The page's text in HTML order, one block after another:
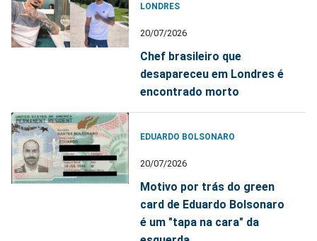
LONDRES
20/07/2026
Chef brasileiro que
desapareceu em Londres é
encontrado morto
EDUARDO BOLSONARO
20/07/2026
Motivo por trás do green
card de Eduardo Bolsonaro
é um "tapa na cara" da